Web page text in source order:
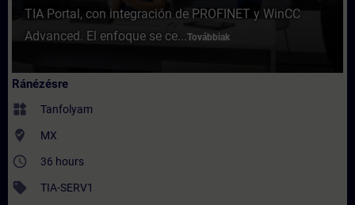
TIA Portal, con integración de PROFINET y WinCC
Advanced. El enfoque se ce...Továbbiak
Ránézésre
widgets Tanfolyam
where_to_vote MX
access_time 36 hours
sell TIA-SERV1